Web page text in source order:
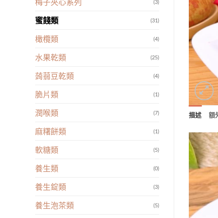
(3)
蜜餞類 (31)
橄欖類 (4)
水果乾類 (25)
蒟蒻豆乾類 (4)
脆片類 (1)
潤喉類 (7)
麻糬餅類 (1)
軟糖類 (5)
養生類 (0)
養生錠類 (3)
養生泡茶類 (5)
描述 額